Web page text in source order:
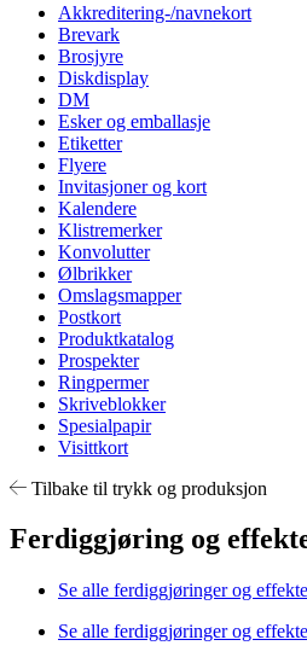
Akkreditering-/navnekort
Brevark
Brosjyre
Diskdisplay
DM
Esker og emballasje
Etiketter
Flyere
Invitasjoner og kort
Kalendere
Klistremerker
Konvolutter
Ølbrikker
Omslagsmapper
Postkort
Produktkatalog
Prospekter
Ringpermer
Skriveblokker
Spesialpapir
Visittkort
Tilbake til trykk og produksjon
Ferdiggjøring og
Se alle ferdiggjøringer og
Se alle ferdiggjøringer og